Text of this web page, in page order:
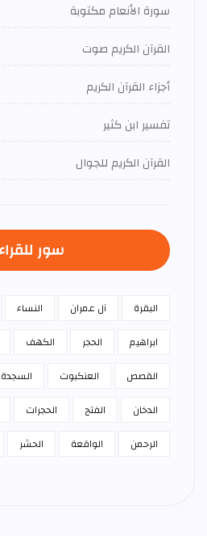
سورة الأنعام مكتوبة
القرآن الكريم صوت
أجزاء القرآن الكريم
تفسير ابن كثير
القرآن الكريم للجوال
سور
البقرة آل عمران النساء
ابراهيم
الحجر الكهف
القصص
العنكبوت السجدة
الدخان
الفتح الحجرات
الرحمن
الواقعة الحشر